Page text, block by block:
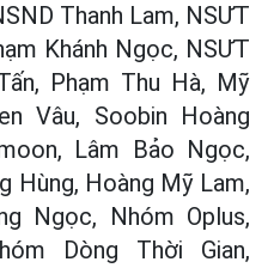
Thanh Lam, NSƯT
Khánh Ngọc, NSƯT
Phạm Thu Hà, Mỹ
Vâu, Soobin Hoàng
Lâm Bảo Ngọc,
Hùng, Hoàng Mỹ Lam,
Ngọc, Nhóm Oplus,
Dòng Thời Gian,